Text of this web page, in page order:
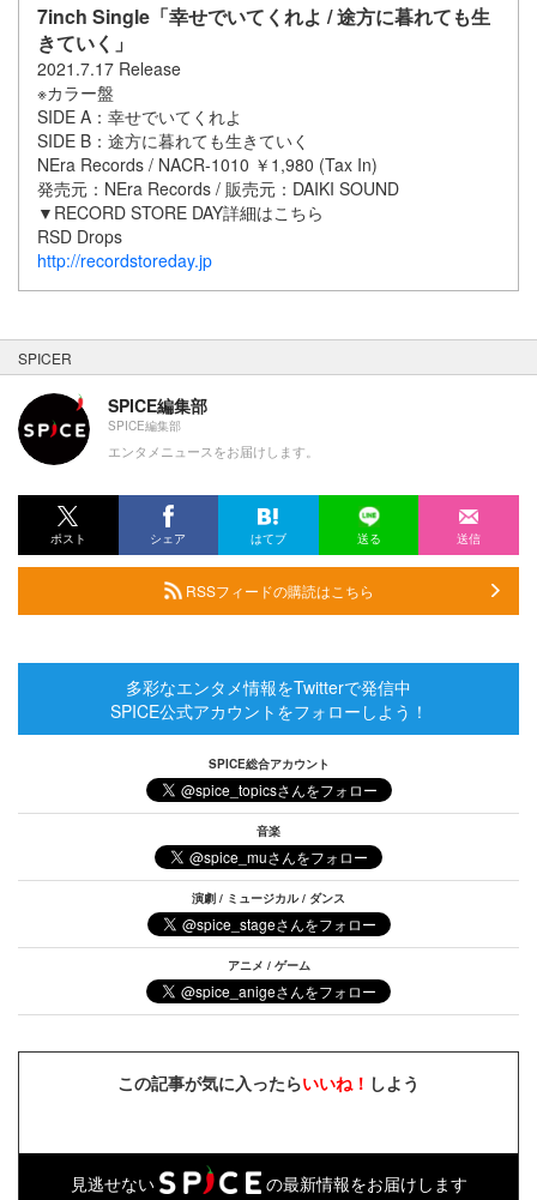
7inch Single「幸せでいてくれよ / 途方に暮れても生
きていく」
2021.7.17 Release
※カラー盤
SIDE A：幸せでいてくれよ
SIDE B：途方に暮れても生きていく
NEra Records / NACR-1010 ￥1,980 (Tax In)
発売元：NEra Records / 販売元：DAIKI SOUND
▼RECORD STORE DAY詳細はこちら
RSD Drops
http://recordstoreday.jp
SPICER
SPICE編集部
SPICE編集部
エンタメニュースをお届けします。
ポスト シェア はてブ 送る 送信
RSSフィードの購読はこちら
多彩なエンタメ情報をTwitterで発信中
SPICE公式アカウントをフォローしよう！
SPICE総合アカウント
音楽
演劇 / ミュージカル / ダンス
アニメ / ゲーム
この記事が気に入ったらいいね！ しよう
見逃せない の最新情報をお届けします